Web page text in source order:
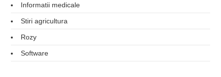
Informatii medicale
Stiri agricultura
Rozy
Software